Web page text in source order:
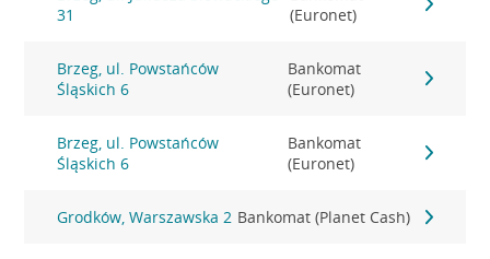
31
(Euronet)
Brzeg, ul. Powstańców
Śląskich 6
Bankomat
(Euronet)
Brzeg, ul. Powstańców
Śląskich 6
Bankomat
(Euronet)
Grodków, Warszawska 2 Bankomat (Planet Cash)